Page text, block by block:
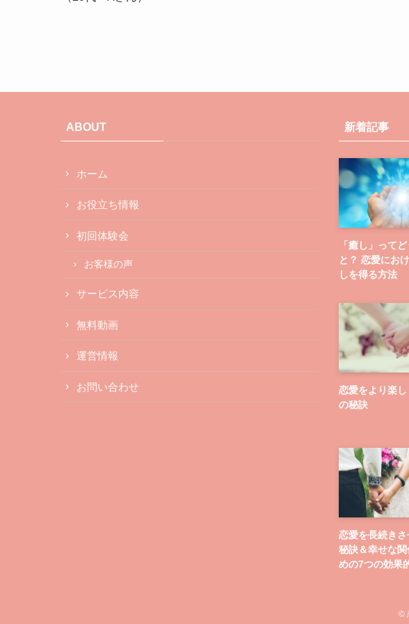
ABOUT
ホーム
お役立ち情報
初回体験会
お客様の声
サービス内容
無料動画
運営情報
お問い合わせ
新着記事
「癒し」って
と？ 恋愛にお
しを得る方法
恋愛をより楽
の秘訣
恋愛を長続き
秘訣＆幸せな
めの7つの効果
©